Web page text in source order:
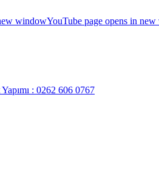
windowYouTube page opens in